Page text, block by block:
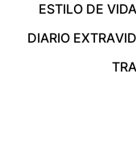
ESTILO DE VIDA
DIARIO EXTRA